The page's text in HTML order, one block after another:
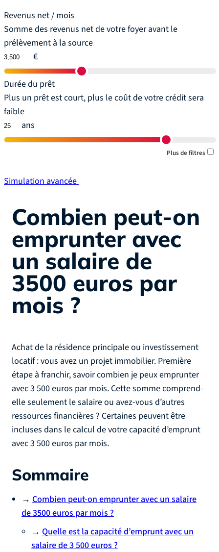
Revenus net / mois
Somme des revenus net de votre foyer avant le
prélèvement à la source
€
Durée du prêt
Plus un prêt est court, plus le coût de votre crédit sera
faible
ans
Plus de filtres
Simulation avancée
Combien peut-on
emprunter avec
un salaire de
3500 euros par
mois ?
Achat de la résidence principale ou investissement
locatif : vous avez un projet immobilier. Première
étape à franchir, savoir combien je peux emprunter
avec 3 500 euros par mois. Cette somme comprend-
elle seulement le salaire ou avez-vous d’autres
ressources financières ? Certaines peuvent être
incluses dans le calcul de votre capacité d’emprunt
avec 3 500 euros par mois.
Sommaire
→ Combien peut-on emprunter avec un salaire
de 3500 euros par mois ?
→ Quelle est la capacité d’emprunt avec un
salaire de 3 500 euros ?